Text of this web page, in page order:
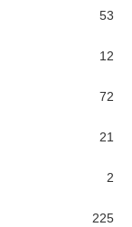
53
12
72
21
2
225